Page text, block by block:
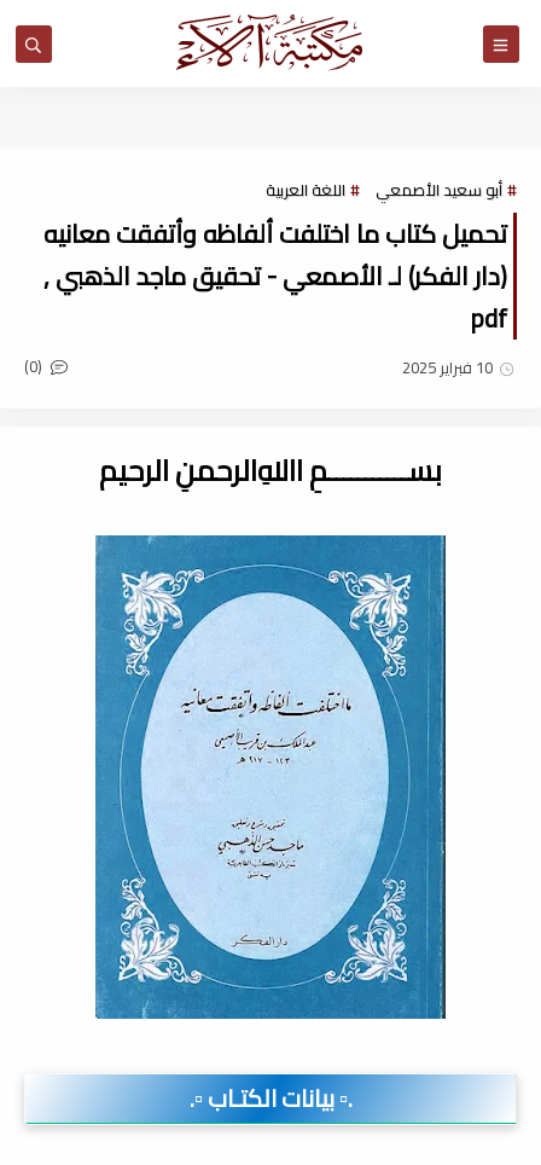
أبو سعيد الأصمعي اللغة العربية
تحميل كتاب ما اختلفت ألفاظه وأتفقت معانيه
(دار الفكر) لـ الأصمعي - تحقيق ماجد الذهبي ,
pdf
10 فبراير 2025 (0)
بســـــــــــمِ اﷲِالرحمنِ الرحيم
.▫️ بيانات الكتـاب ▫️.